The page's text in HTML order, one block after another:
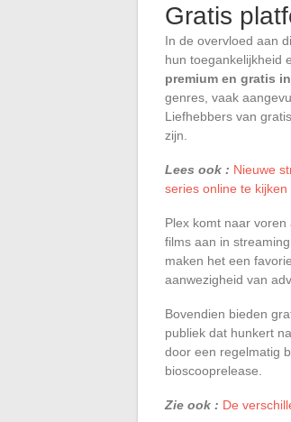
Gratis
In de overvloed aan
hun toegankelijkheid
premium en gratis
genres, vaak
Liefhebbers van
zijn.
Lees ook : Nieuwe
series online te kijken
Plex komt naar
films aan in
maken het een
aanwezigheid van
Bovendien bieden
publiek dat hunkert
door een regelmatig
bioscooprelease.
Zie ook : De